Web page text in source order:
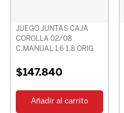
JUEGO JUNTAS CAJA
COROLLA 02/08
C.MANUAL 1.6 1.8 ORIG
$147.840
Añadir al carrito